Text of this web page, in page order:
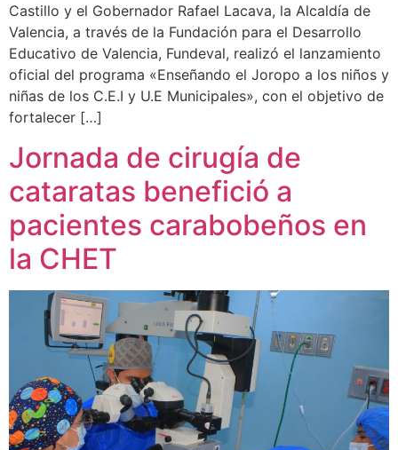
Castillo y el Gobernador Rafael Lacava, la Alcaldía de
Valencia, a través de la Fundación para el Desarrollo
Educativo de Valencia, Fundeval, realizó el lanzamiento
oficial del programa «Enseñando el Joropo a los niños y
niñas de los C.E.I y U.E Municipales», con el objetivo de
fortalecer […]
Jornada de cirugía de
cataratas benefició a
pacientes carabobeños en
la CHET